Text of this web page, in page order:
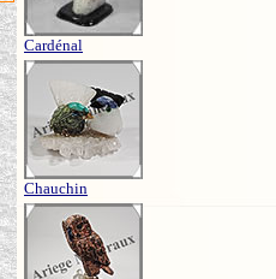
Cardénal
Chauchin